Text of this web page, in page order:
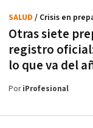
Otras siete
registro
lo que va del
SALUD / Crisis en
PoriProfesional